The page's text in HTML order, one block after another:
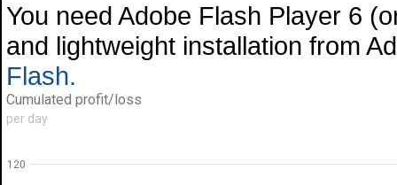
You need Adobe Flash Player 6
and lightweight installation from
Flash.
Cumulated profit/loss
per day
120